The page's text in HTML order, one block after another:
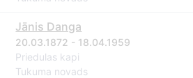
Jānis Danga
20.03.1872 - 18.04.1959
Priedulas kapi
Tukuma novads